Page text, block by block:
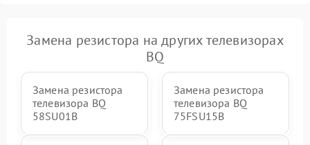
Замена резистора на других телевизорах
BQ
Замена резистора
телевизора BQ
58SU01B
Замена резистора
телевизора BQ
75FSU15B